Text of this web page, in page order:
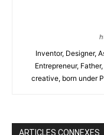
Inventor, Designer,
Entrepreneur,
creative, born under
ARTICLES CONNEXES